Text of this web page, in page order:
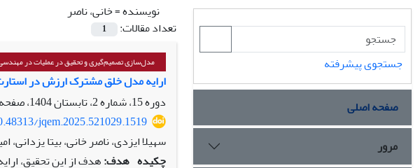
نویسنده =خانی، ناصر
تعداد مقالات:
1
مدل‌سازی تصمیم‌گیری و تحقیق در عملیات در
ارایه مدل خلق مشترک ارزش در
دوره 15، شماره 2، تابستان 1404، صفحه
jqem.2025.521029.1519
سهیلا ایزدی، ناصر خانی، بیتا یزدانی،
چکیده هدف:هدف از این تحقیق،
جستجوی پیشرفته
صفحه اصلی
مرور